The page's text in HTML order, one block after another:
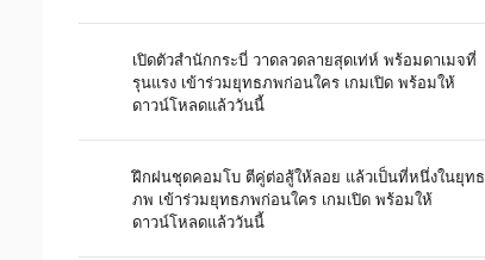
เปิดตัวสำนักกระบี่ วาดลวดลายสุดเท่ห์ พร้อมดาเมจที่
รุนแรง เข้าร่วมยุทธภพก่อนใคร เกมเปิด พร้อมให้
ดาวน์โหลดแล้ววันนี้
ฝึกฝนชุดคอมโบ ตีคู่ต่อสู้ให้ลอย แล้วเป็นที่หนึ่งในยุทธ
ภพ เข้าร่วมยุทธภพก่อนใคร เกมเปิด พร้อมให้
ดาวน์โหลดแล้ววันนี้